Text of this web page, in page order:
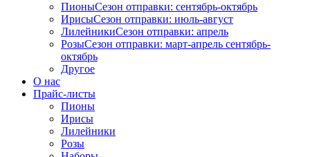
ПионыСезон отправки: сентябрь-октябрь
ИрисыСезон отправки: июль-август
ЛилейникиСезон отправки: апрель
РозыСезон отправки: март-апрель сентябрь-
октябрь
Другое
О нас
Прайс-листы
Пионы
Ирисы
Лилейники
Розы